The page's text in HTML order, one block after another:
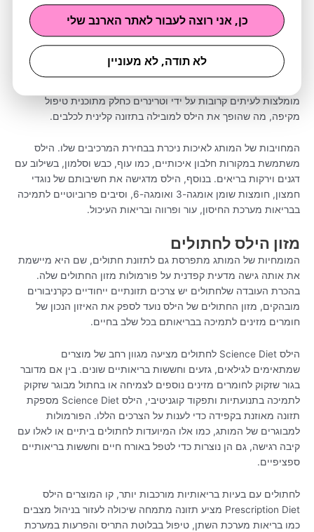
כן, אני רוצה לעבור לאתר הארנב שלי
לא תודה, לא מעוניין
שמבטיחות שהכלבים יקבלו את החומרים המזינים שהם זקוקים להם
כדי לשגשג.
שנועד לטפל בבעיות בריאותיות ספציפיות כמו ניהול משקל, בריאות
מומלצות לעיתים קרובות על ידי וטרינרים כחלק מתוכנית טיפול
מקיפה, מה שהופך את הילס למובילה בתזונה קלינית לכלבים.
המחויבות של המותג לאיכות ניכרת בבחירת המרכיבים שלו. הילס
משתמשת במקורות חלבון איכותיים, כמו עוף, כבש וסלמון, בשילוב עם
דגנים וירקות בריאים. בנוסף, הילס מדגישה את חשיבותם של נוגדי
חמצון, חומצות שומן אומגה-3 ואומגה-6, וסיבים פרוביוטיים לתמיכה
בבריאות מערכת החיסון, עור ופרווה ובריאות העיכול.
מזון הילס לחתולים
המומחיות של המותג מתפרסת גם לתזונת חתולים, שם היא מיישמת
את אותה גישה מדעית קפדנית על פורמולות מזון החתולים שלה.
בהכרת העובדה שלחתולים יש צרכים תזונתיים ייחודיים כקרניבורים
מובהקים, מזון החתולים של הילס נועד לספק את האיזון הנכון של
חומרים מזינים לתמיכה בבריאותם בכל שלב בחיים.
הילס Science Diet לחתולים מציעה מגוון רחב של מוצרים
שמתאימים לגילאים, גזעים וחששות בריאותיים שונים. בין אם מדובר
בגור שזקוק לחומרים מזינים נוספים לצמיחה או בחתול מבוגר שזקוק
לתמיכה בתנועתיות ותפקוד קוגניטיבי, הילס Science Diet מספקת
תזונה מאוזנת בקפידה כדי לענות על הצרכים הללו. הפורמולות
למבוגרים של המותג, כמו אלו המיועדות לחתולים ביתיים או לאלו עם
קיבה רגישה, גם הן נוצרות כדי לטפל באורח חיים וחששות בריאותיים
ספציפיים.
לחתולים עם בעיות בריאותיות מורכבות יותר, קו המוצרים הילס
Prescription Diet מציע תזונה מתמחה שיכולה לעזור בניהול מצבים
כמו בריאות מערכת השתן, טיפול בבלוטת התריס והפרעות במערכת